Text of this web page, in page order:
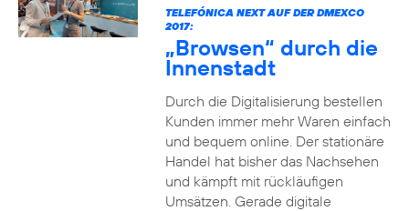
TELEFÓNICA NEXT AUF DER DMEXCO
2017:
„Browsen“ durch die
Innenstadt
Durch die Digitalisierung bestellen
Kunden immer mehr Waren einfach
und bequem online. Der stationäre
Handel hat bisher das Nachsehen
und kämpft mit rückläufigen
Umsätzen. Gerade digitale